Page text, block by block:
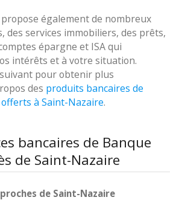
également de nombreux
des services immobiliers, des prêts,
épargne et ISA qui
intérêts et à votre situation.
pour obtenir plus
des produits bancaires de
à Saint-Nazaire.
bancaires de Banque
de Saint-Nazaire
de Saint-Nazaire